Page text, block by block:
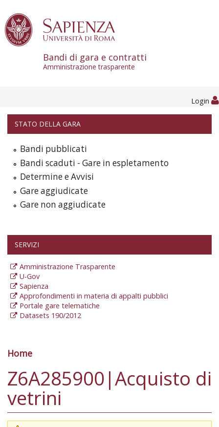
Bandi di gara e contratti
Amministrazione trasparente
Login
STATO DELLA GARA
Bandi pubblicati
Bandi scaduti - Gare in espletamento
Determine e Avvisi
Gare aggiudicate
Gare non aggiudicate
SERVIZI
Amministrazione Trasparente
U-Gov
Sapienza
Approfondimenti in materia di appalti pubblici
Portale gare telematiche
Datasets 190/2012
Tu sei qui
Home
Z6A285900|Acquisto di
vetrini